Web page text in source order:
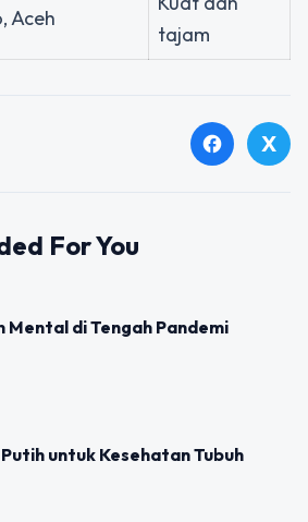
Aceh
tajam
facebook X
For You
Mental di Tengah Pandemi
untuk Kesehatan Tubuh